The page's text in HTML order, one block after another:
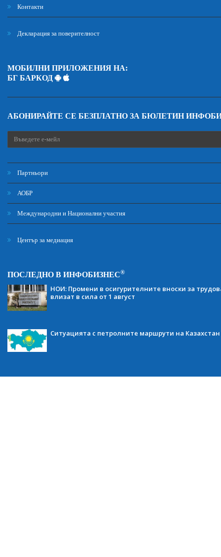
Контакти
Декларация за поверителност
МОБИЛНИ ПРИЛОЖЕНИЯ НА:
БГ БАРКОД
АБОНИРАЙТЕ СЕ БЕЗПЛАТНО ЗА БЮЛЕТИН
Партньори
АОБР
Международни и Национални участия
Център за медиация
ПОСЛЕДНО В ИНФОБИЗНЕС®
НОИ: Промени в осигурителните вноски за
влизат в сила от 1 август
Ситуацията с петролните маршрути на Казахстан